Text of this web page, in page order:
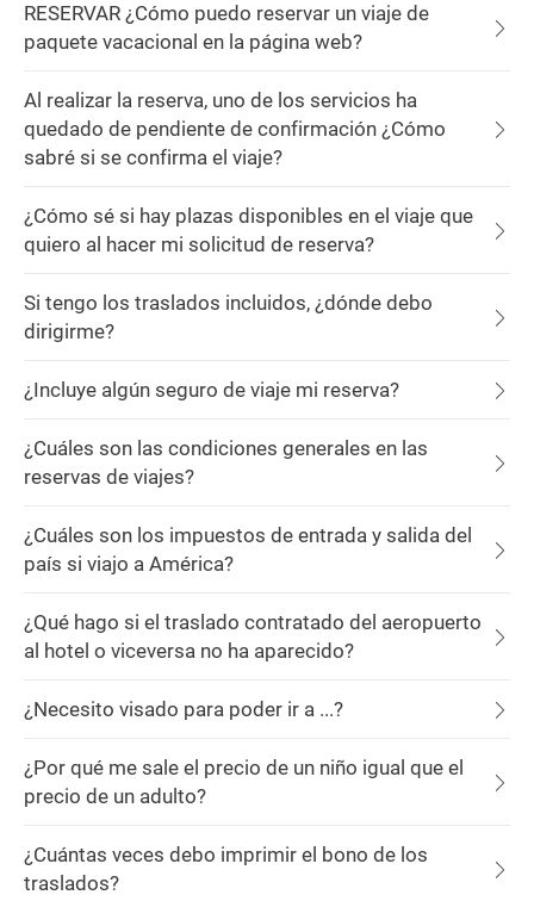
RESERVAR ¿Cómo puedo reservar un viaje de
paquete vacacional en la página web?
Al realizar la reserva, uno de los servicios ha
quedado de pendiente de confirmación ¿Cómo
sabré si se confirma el viaje?
¿Cómo sé si hay plazas disponibles en el viaje que
quiero al hacer mi solicitud de reserva?
Si tengo los traslados incluidos, ¿dónde debo
dirigirme?
¿Incluye algún seguro de viaje mi reserva?
¿Cuáles son las condiciones generales en las
reservas de viajes?
¿Cuáles son los impuestos de entrada y salida del
país si viajo a América?
¿Qué hago si el traslado contratado del aeropuerto
al hotel o viceversa no ha aparecido?
¿Necesito visado para poder ir a ...?
¿Por qué me sale el precio de un niño igual que el
precio de un adulto?
¿Cuántas veces debo imprimir el bono de los
traslados?